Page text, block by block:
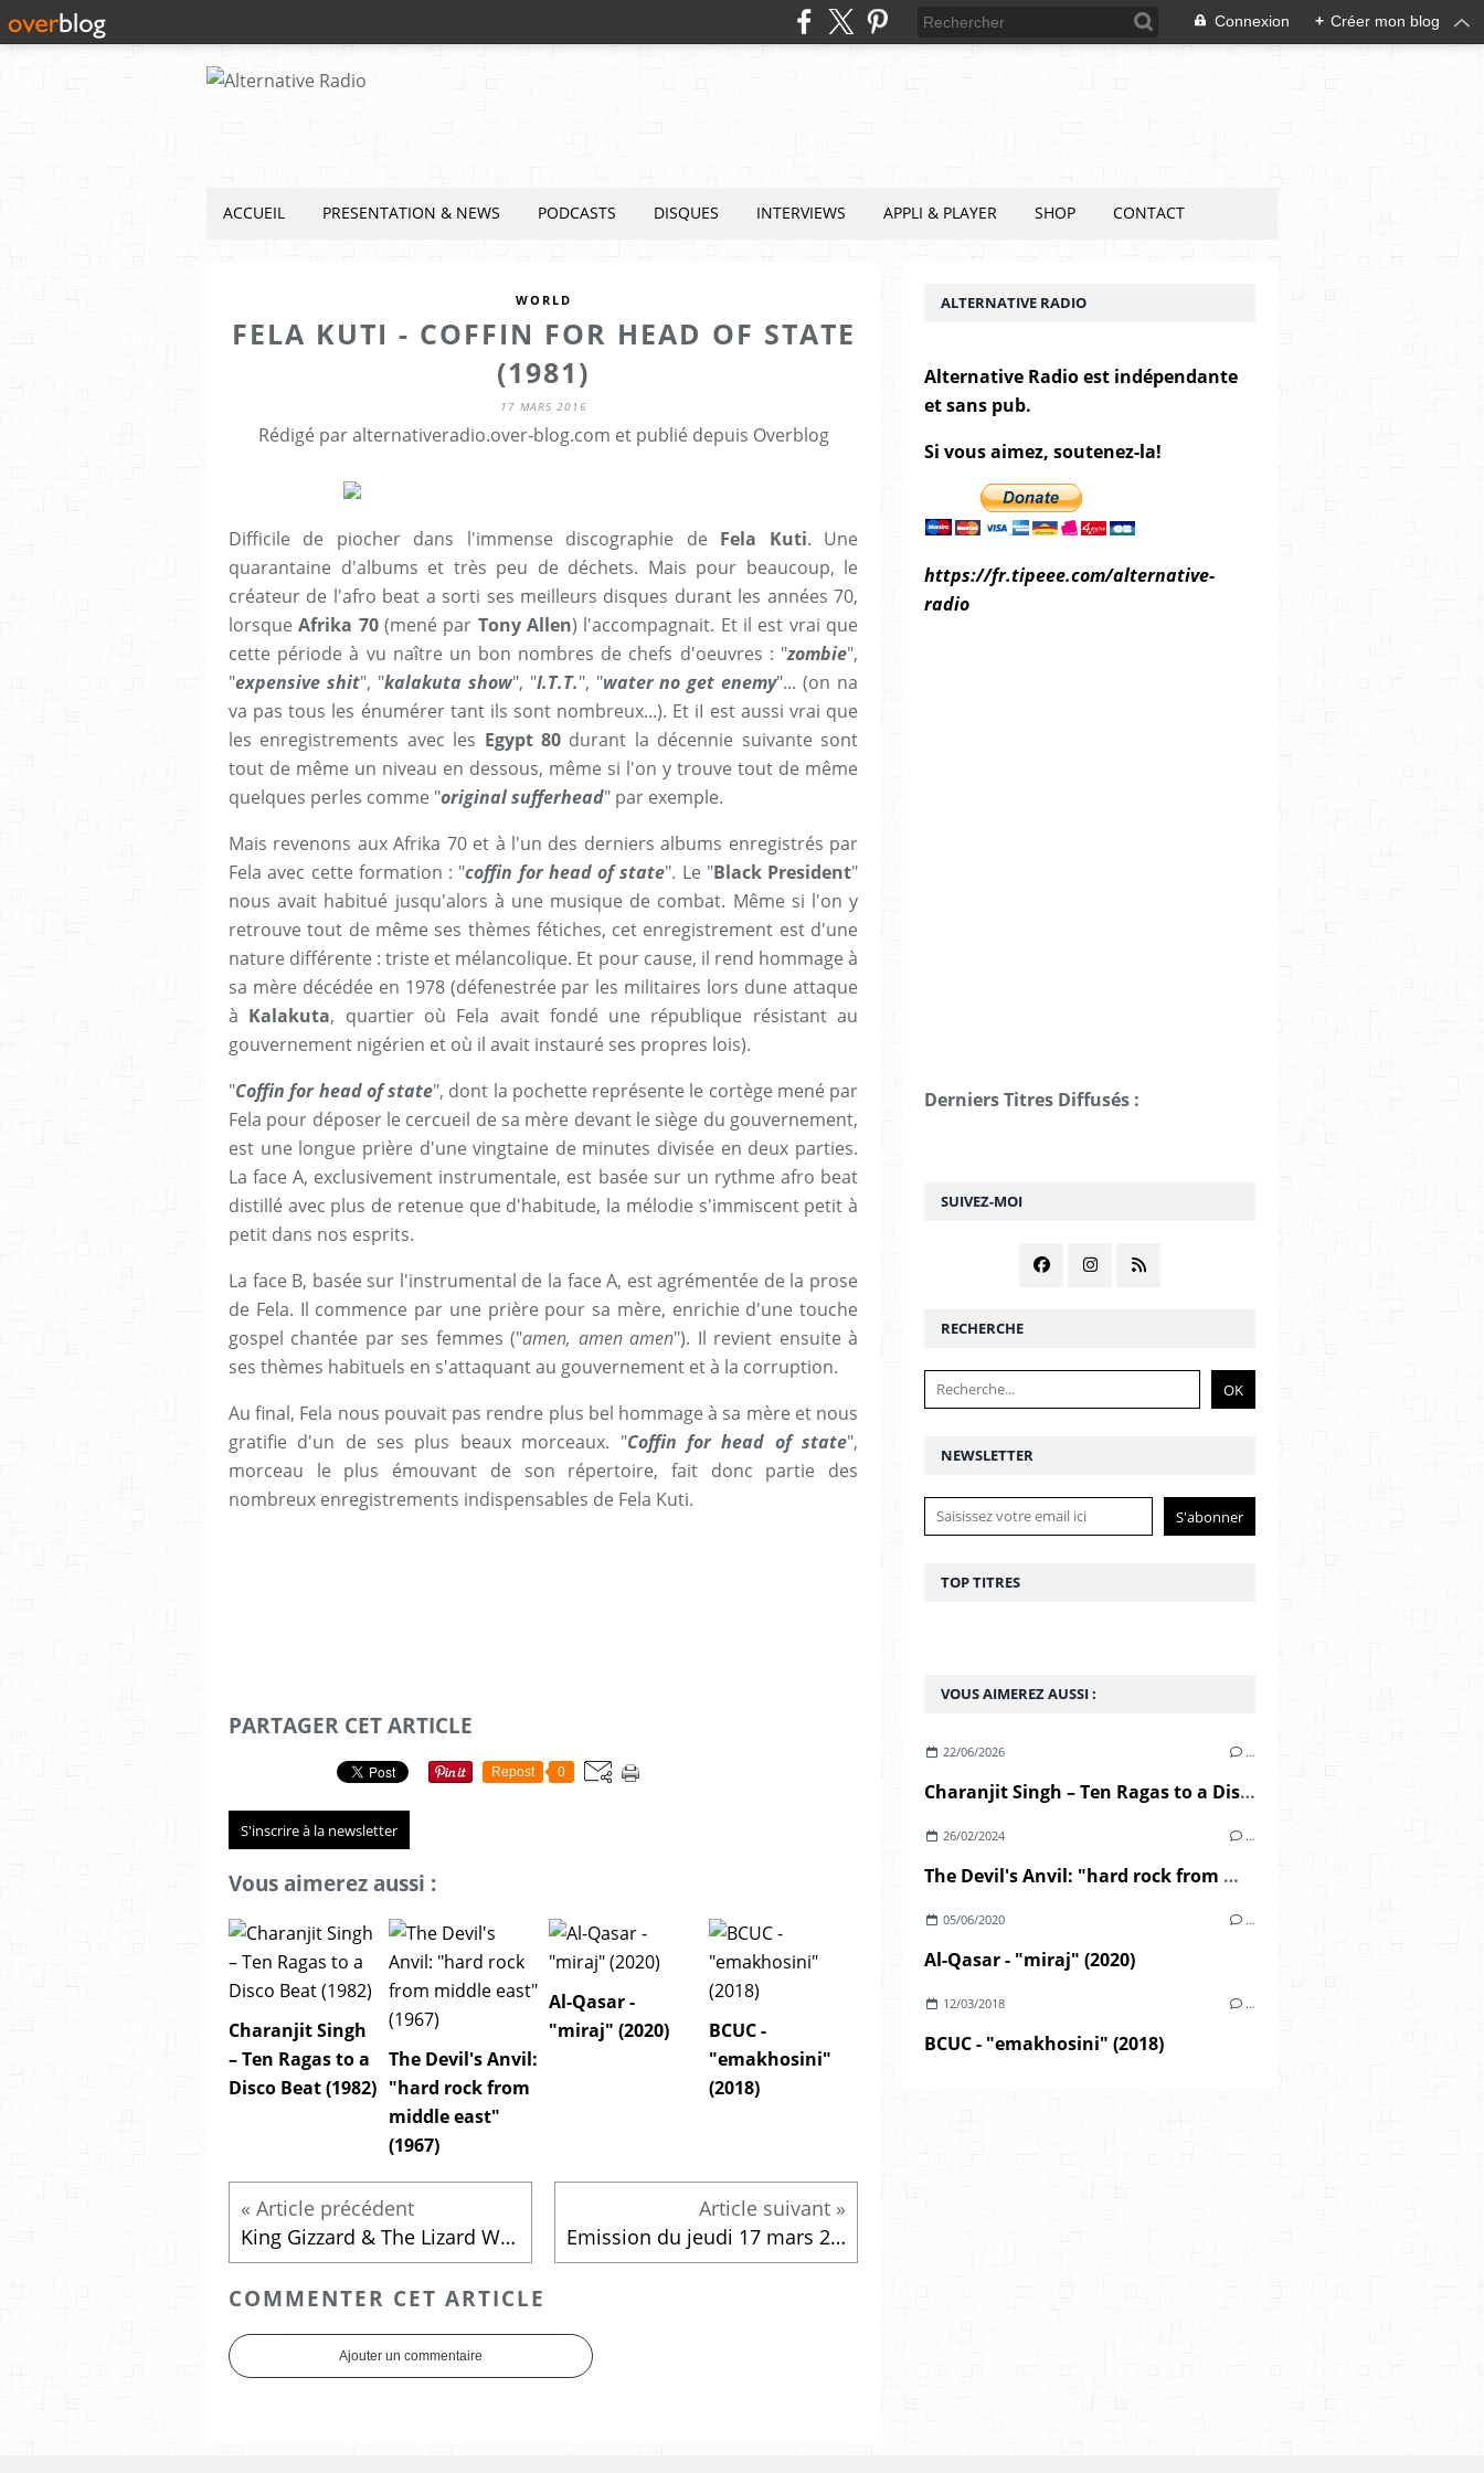
Connexion + Créer mon blog
ACCUEIL PRESENTATION & NEWS PODCASTS DISQUES INTERVIEWS APPLI & PLAYER SHOP CONTACT
WORLD
FELA KUTI - COFFIN FOR HEAD OF STATE
(1981)
17 MARS 2016
Rédigé par alternativeradio.over-blog.com et publié depuis Overblog
Difficile de piocher dans l'immense discographie de Fela Kuti. Une
quarantaine d'albums et très peu de déchets. Mais pour beaucoup, le
créateur de l'afro beat a sorti ses meilleurs disques durant les années 70,
lorsqueAfrika 70(mené par Tony Allen) l'accompagnait. Et il est vrai que
cette période à vu naître un bon nombres de chefs d'oeuvres : "zombie",
"expensive shit", "kalakuta show", "I.T.T.", "water no get enemy"... (on na
va pas tous les énumérer tant ils sont nombreux...). Et iI est aussi vrai que
les enregistrements avec les Egypt 80 durant la décennie suivante sont
tout de même un niveau en dessous, même si l'on y trouve tout de même
quelques perles comme "original sufferhead" par exemple.
Mais revenons aux Afrika 70 et à l'un des derniers albums enregistrés par
Fela avec cette formation : "coffin for head of state". Le "Black President"
nous avait habitué jusqu'alors à une musique de combat. Même si l'on y
retrouve tout de même ses thèmes fétiches, cet enregistrement est d'une
nature différente : triste et mélancolique. Et pour cause, il rend hommage à
sa mère décédée en 1978 (défenestrée par les militaires lors dune attaque
à Kalakuta, quartier où Fela avait fondé une république résistant au
gouvernement nigérien et où il avait instauré ses propres lois).
"Coffin for head of state", dont la pochette représente le cortège mené par
Fela pour déposer le cercueil de sa mère devant le siège du gouvernement,
est une longue prière d'une vingtaine de minutes divisée en deux parties.
La face A, exclusivement instrumentale, est basée sur un rythme afro beat
distillé avec plus de retenue que d'habitude, la mélodie s'immiscent petit à
petit dans nos esprits.
La face B, basée sur l'instrumental de la face A, est agrémentée de la prose
de Fela. Il commence par une prière pour sa mère, enrichie d'une touche
gospel chantée par ses femmes ("amen, amen amen"). Il revient ensuite à
ses thèmes habituels en s'attaquant au gouvernement et à la corruption.
Au final, Fela nous pouvait pas rendre plus bel hommage à sa mère et nous
gratifie d'un de ses plus beaux morceaux. "Coffin for head of state",
morceau le plus émouvant de son répertoire, fait donc partie des
nombreux enregistrements indispensables de Fela Kuti.
PARTAGER CET ARTICLE
Repost 0
S'inscrire à la newsletter
Vous aimerez aussi :
Charanjit Singh
– Ten Ragas to a
Disco Beat (1982)
The Devil's Anvil:
"hard rock from
middle east"
(1967)
Al-Qasar -
"miraj" (2020)
BCUC -
"emakhosini"
(2018)
King Gizzard & The Lizard Wizard - live at AB (02/03/16) Emission du jeudi 17 mars 2016
COMMENTER CET ARTICLE
Ajouter un commentaire
NEWSLETTER
SUIVEZ-MOI
RECHERCHE
VOUS AIMEREZ AUSSI :
22/06/2026 …
Charanjit Singh – Ten Ragas to a Disco Beat (1982)
26/02/2024 …
The Devil's Anvil: "hard rock from middle east" (1967)
05/06/2020 …
Al-Qasar - "miraj" (2020)
12/03/2018 …
BCUC - "emakhosini" (2018)
ALTERNATIVE RADIO
Alternative Radio est indépendante
et sans pub.
Si vous aimez, soutenez-la!
https://fr.tipeee.com/alternative-
radio
Derniers Titres Diffusés :
TOP TITRES